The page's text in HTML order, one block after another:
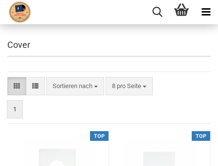
Cover
Sortieren nach
Sortieren nach 8 pro Seite
pro Seite
1
TOP TOP